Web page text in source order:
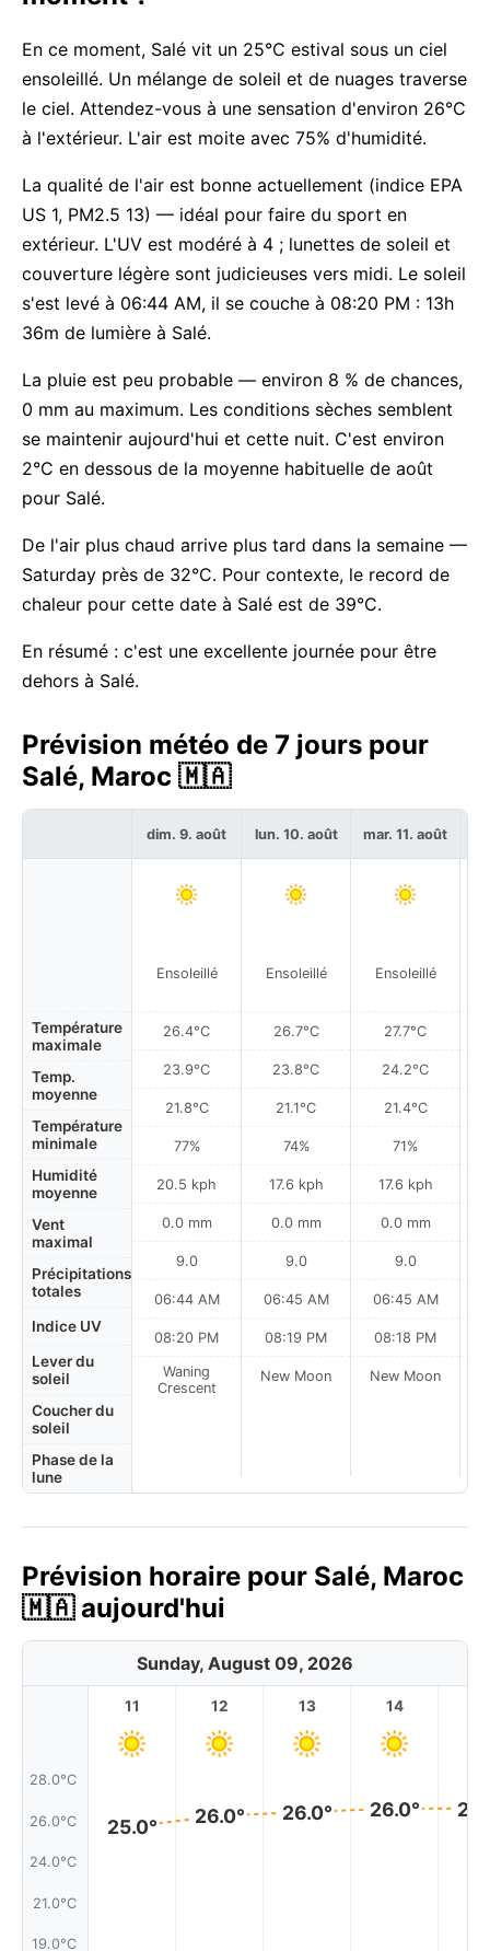
En ce moment, Salé vit un 25°C estival sous un ciel
ensoleillé. Un mélange de soleil et de nuages traverse
le ciel. Attendez-vous à une sensation d'environ 26°C
à l'extérieur. L'air est moite avec 75% d'humidité.
La qualité de l'air est bonne actuellement (indice EPA
US 1, PM2.5 13) — idéal pour faire du sport en
extérieur. L'UV est modéré à 4 ; lunettes de soleil et
couverture légère sont judicieuses vers midi. Le soleil
s'est levé à 06:44 AM, il se couche à 08:20 PM : 13h
36m de lumière à Salé.
La pluie est peu probable — environ 8 % de chances,
0 mm au maximum. Les conditions sèches semblent
se maintenir aujourd'hui et cette nuit. C'est environ
2°C en dessous de la moyenne habituelle de août
pour Salé.
De l'air plus chaud arrive plus tard dans la semaine —
Saturday près de 32°C. Pour contexte, le record de
chaleur pour cette date à Salé est de 39°C.
En résumé : c'est une excellente journée pour être
dehors à Salé.
Prévision météo de 7 jours pour
Salé, Maroc 🇲🇦
Température
maximale
Temp.
moyenne
Température
minimale
Humidité
moyenne
Vent
maximal
Précipitations
totales
Indice UV
Lever du
soleil
Coucher du
soleil
Phase de la
lune
dim. 9. août
Ensoleillé
26.4°C
23.9°C
21.8°C
77%
20.5 kph
0.0 mm
9.0
06:44 AM
08:20 PM
Waning
Crescent
lun. 10. août
Ensoleillé
26.7°C
23.8°C
21.1°C
74%
17.6 kph
0.0 mm
9.0
06:45 AM
08:19 PM
New Moon
mar. 11. août
Ensoleillé
27.7°C
24.2°C
21.4°C
71%
17.6 kph
0.0 mm
9.0
06:45 AM
08:18 PM
New Moon
Prévision horaire pour Salé, Maroc
🇲🇦 aujourd'hui
Sunday, August 09, 2026
28.0°C
26.0°C
24.0°C
21.0°C
19.0°C
11
25.0°
12
26.0°
13
26.0°
14
26.0°